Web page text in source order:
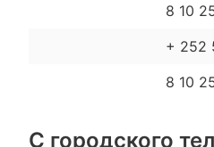
8 10
+ 252
8 10
С городского